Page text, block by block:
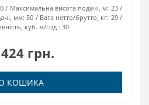
Максимальна висота подачі, м: 23
мм: 50 Вага нетто/брутто, кг: 29 /
куб. м/год : 30
грн.
КОШИКА